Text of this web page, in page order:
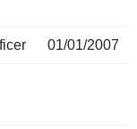
01/01/2007